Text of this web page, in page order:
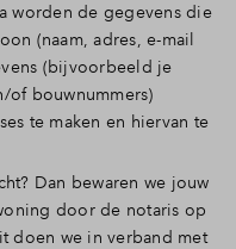
worden de gegevens die
(naam, adres, e-mail
(bijvoorbeeld je
of bouwnummers)
te maken en hiervan te
Dan bewaren we jouw
door de notaris op
doen we in verband met